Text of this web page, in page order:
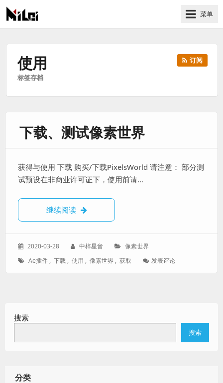
有
技
菜单
使用
标签存档
订阅
下载、测试像素世界
获得与使用 下载 购买/下载PixelsWorld 请注意： 部分测
试预设在非商业许可证下，使用前请…
继续阅读 下载、测试像素世界
发
于：
2020-03-28
作
中梓星音
分
像素世界
标
Ae插件 , 下载 , 使用 , 像素世界 , 获取 发表评论: 下
界
搜索
搜索
分类